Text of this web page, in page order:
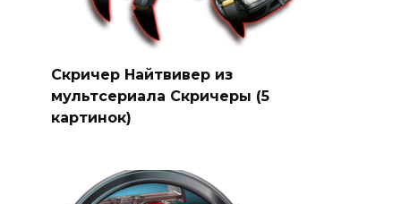
Скричер Найтвивер из
мультсериала Скричеры (5
картинок)